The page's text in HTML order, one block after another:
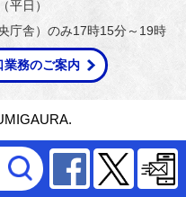
Facebook
平日）
庁舎）のみ17時15分～19時
業務のご案内